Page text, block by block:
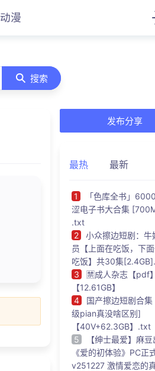
动漫
搜索
发布分享
最热 最新
1
「色库全书」
涩电子书大合集
.txt
2
小众擦边短剧：牛
员【上面在吃饭，下
吃饭】共30集
3
🈲成人杂志【pdf】
【12.61GB】
4
国产擦边短剧合集
级pian真没啥区别]
【40V+62.3GB】.txt
5
【绅士最爱】麻豆
《爱的初体验》PC正
v251227 激情爱恋的